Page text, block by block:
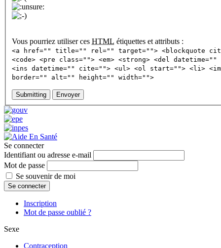
Vous pourriez utiliser ces HTML étiquettes et attributs :
<a href="" title="" rel="" target=""> <blockquote
<code> <pre class=""> <em> <strong> <del
<ins datetime="" cite=""> <ul> <ol start=""> <li>
border="" alt="" height="" width="">
Submitting Envoyer
Se connecter
Identifiant ou adresse e-mail
Mot de passe
Se souvenir de moi
Se connecter
Inscription
Mot de passe oublié ?
Sexe
Contraception